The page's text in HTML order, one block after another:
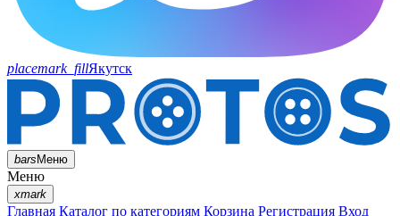
placemark_fillЯкутск
barsМеню
Меню
xmark
Главная Каталог по категориям Корзина Регистрация Вход